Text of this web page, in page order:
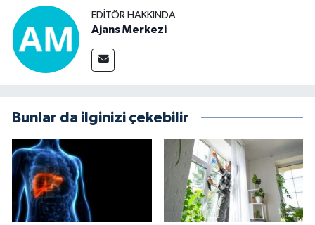
EDITÖR HAKKINDA
Ajans Merkezi
Bunlar da ilginizi çekebilir